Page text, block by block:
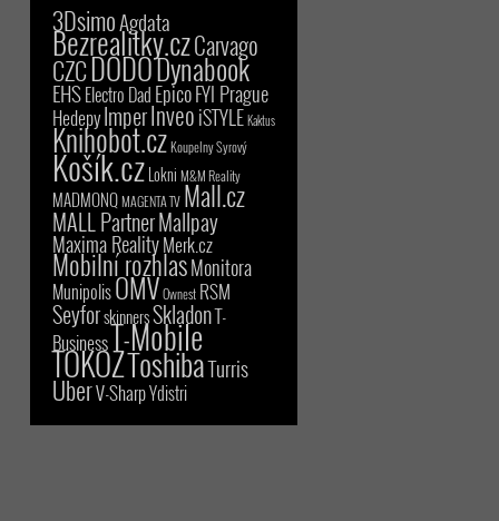
3DsimoAgdata
Bezrealitky.czCarvago
CZCDODODynabook
EHSElectro Dad EpicoFYI Prague
HedepyImperInveoiSTYLE Kaktus
Knihobot.czKoupelny Syrový
Košík.czLokni M&M Reality
MADMONQMAGENTA TV Mall.cz
MALL PartnerMallpay
Maxima RealityMerk.cz
Mobilní rozhlasMonitora
MunipolisOMVOwnest RSM
SeyforskinnersSkladonT-
BusinessT-Mobile
TOKOZToshibaTurris
UberV-SharpYdistri